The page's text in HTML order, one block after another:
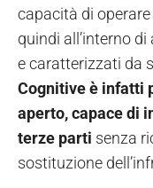
capacità di
quindi all’interno
e caratterizzati da
Cognitive è infatti
aperto, capace di
terze parti senza
sostituzione